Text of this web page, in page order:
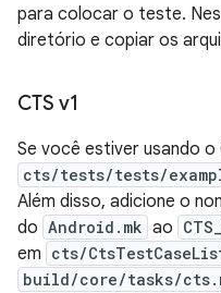
para colocar o teste.
diretório e copiar os
CTS v1
Se você estiver usando o
cts/tests/tests/
Além disso, adicione o
do Android.mk ao
em cts/
build/core/tasks/